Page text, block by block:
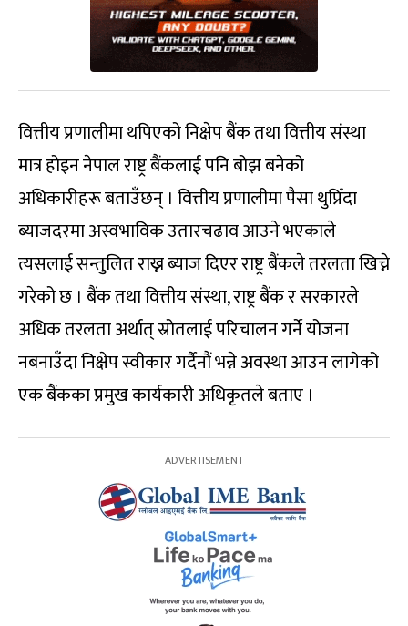
वित्तीय प्रणालीमा थपिएको निक्षेप बैंक तथा वित्तीय संस्था
मात्र होइन नेपाल राष्ट्र बैंकलाई पनि बोझ बनेको
अधिकारीहरू बताउँछन् । वित्तीय प्रणालीमा पैसा थुप्रिँदा
ब्याजदरमा अस्वभाविक उतारचढाव आउने भएकाले
त्यसलाई सन्तुलित राख्न ब्याज दिएर राष्ट्र बैंकले तरलता खिच्ने
गरेको छ । बैंक तथा वित्तीय संस्था, राष्ट्र बैंक र सरकारले
अधिक तरलता अर्थात् स्रोतलाई परिचालन गर्ने योजना
नबनाउँदा निक्षेप स्वीकार गर्दैनौं भन्ने अवस्था आउन लागेको
एक बैंकका प्रमुख कार्यकारी अधिकृतले बताए ।